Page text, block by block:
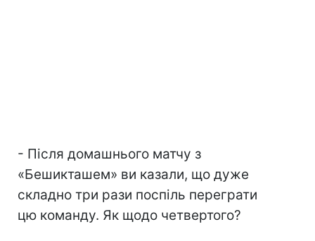
- Після домашнього матчу з
«Бешикташем» ви казали, що дуже
складно три рази поспіль переграти
цю команду. Як щодо четвертого?